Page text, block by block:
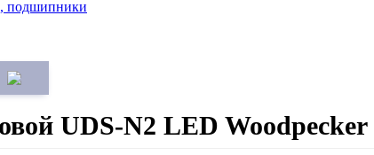
подшипники
UDS-N2 LED Woodpecker